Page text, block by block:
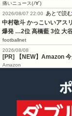
痛いニュース(ﾉ∀`)
2026/08/07 22:00 あとで読む
中村敬斗 かっこいいアス
爆発 …2位 高橋藍 3位 大
footballnet
2026/08/08
[PR] 【NEW】Amazon
Amazon